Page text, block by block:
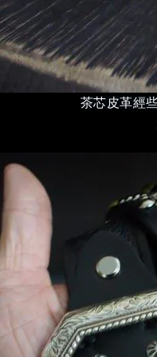
茶芯皮革經